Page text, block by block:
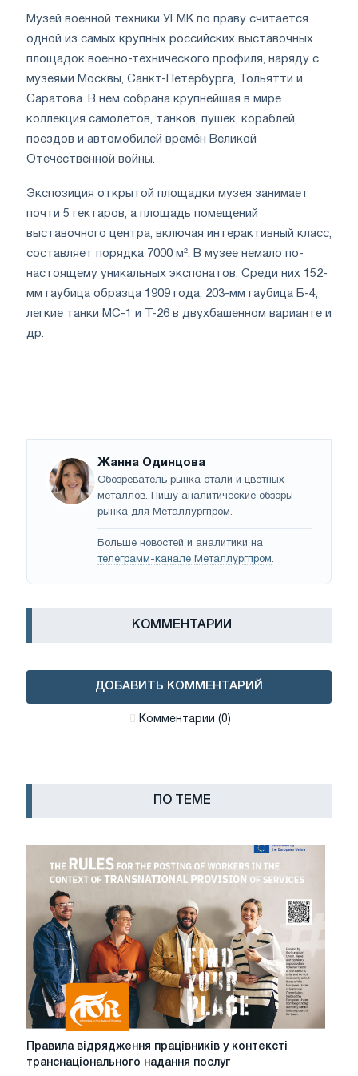
Музей военной техники УГМК по праву считается
одной из самых крупных российских выставочных
площадок военно-технического профиля, наряду с
музеями Москвы, Санкт-Петербурга, Тольятти и
Саратова. В нем собрана крупнейшая в мире
коллекция самолётов, танков, пушек, кораблей,
поездов и автомобилей времён Великой
Отечественной войны.
Экспозиция открытой площадки музея занимает
почти 5 гектаров, а площадь помещений
выставочного центра, включая интерактивный класс,
составляет порядка 7000 м². В музее немало по-
настоящему уникальных экспонатов. Среди них 152-
мм гаубица образца 1909 года, 203-мм гаубица Б-4,
легкие танки МС-1 и Т-26 в двухбашенном варианте и
др.
Жанна Одинцова
Обозреватель рынка стали и цветных
металлов. Пишу аналитические обзоры
рынка для Металлургпром.
Больше новостей и аналитики на
телеграмм-канале Металлургпром.
КОММЕНТАРИИ
ДОБАВИТЬ КОММЕНТАРИЙ
Комментарии (0)
ПО ТЕМЕ
Правила
відрядження
Правила відрядження працівників у контексті
транснаціонального надання послуг